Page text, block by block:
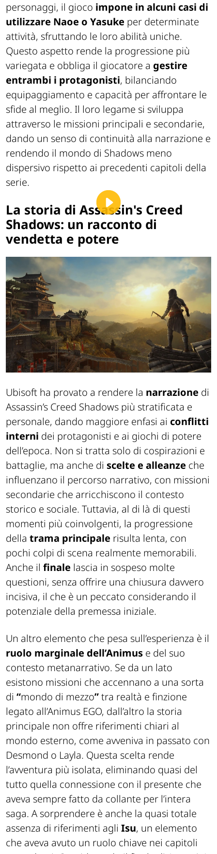
personaggi, il gioco impone in alcuni casi di
utilizzare Naoe o Yasuke per determinate
attività, sfruttando le loro abilità uniche.
Questo aspetto rende la progressione più
variegata e obbliga il giocatore a gestire
entrambi i protagonisti, bilanciando
equipaggiamento e capacità per affrontare le
sfide al meglio. Il loro legame si sviluppa
attraverso le missioni principali e secondarie,
dando un senso di continuità alla narrazione e
rendendo il mondo di Shadows meno
dispersivo rispetto ai precedenti capitoli della
serie.
La storia di Assassin's Creed
Shadows: un racconto di
vendetta e potere
Ubisoft ha provato a rendere la narrazione di
Assassin’s Creed Shadows più stratificata e
personale, dando maggiore enfasi ai conflitti
interni dei protagonisti e ai giochi di potere
dell’epoca. Non si tratta solo di cospirazioni e
battaglie, ma anche di scelte e alleanze che
influenzano il percorso narrativo, con missioni
secondarie che arricchiscono il contesto
storico e sociale. Tuttavia, al di là di questi
momenti più coinvolgenti, la progressione
della trama principale risulta lenta, con
pochi colpi di scena realmente memorabili.
Anche il finale lascia in sospeso molte
questioni, senza offrire una chiusura davvero
incisiva, il che è un peccato considerando il
potenziale della premessa iniziale.
Un altro elemento che pesa sull’esperienza è il
ruolo marginale dell’Animus e del suo
contesto metanarrativo. Se da un lato
esistono missioni che accennano a una sorta
di “mondo di mezzo”tra realtà e finzione
legato all’Animus EGO, dall’altro la storia
principale non offre riferimenti chiari al
mondo esterno, come avveniva in passato con
Desmond o Layla. Questa scelta rende
l’avventura più isolata, eliminando quasi del
tutto quella connessione con il presente che
aveva sempre fatto da collante per l’intera
saga. A sorprendere è anche la quasi totale
assenza di riferimenti agli Isu, un elemento
che aveva avuto un ruolo chiave nei capitoli